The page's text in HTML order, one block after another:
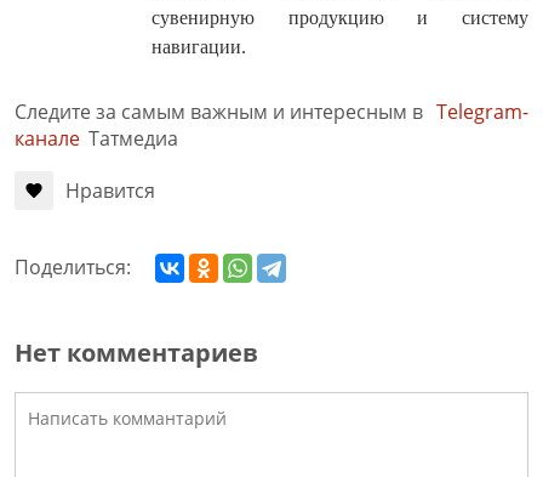
сувенирную продукцию и систему
навигации.
Следите за самым важным и интересным в Telegram-
канале Татмедиа
Нравится
Поделиться:
Нет комментариев